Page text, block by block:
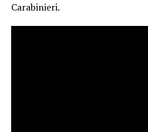
Carabinieri.